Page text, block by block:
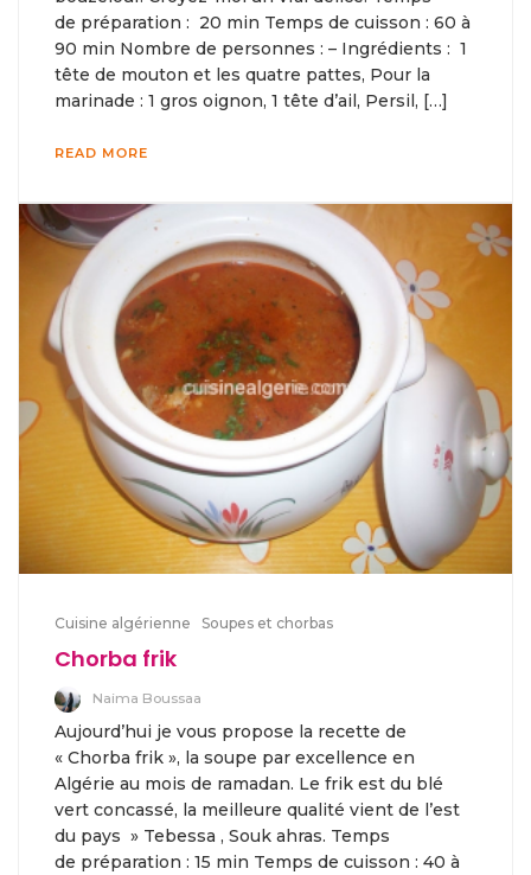
de préparation : 20 min Temps de cuisson : 60 à
90 min Nombre de personnes : – Ingrédients : 1
tête de mouton et les quatre pattes, Pour la
marinade : 1 gros oignon, 1 tête d’ail, Persil, […]
READ MORE
Cuisine algérienne Soupes et chorbas
Chorba frik
Naima Boussaa
Aujourd’hui je vous propose la recette de
« Chorba frik », la soupe par excellence en
Algérie au mois de ramadan. Le frik est du blé
vert concassé, la meilleure qualité vient de l’est
du pays » Tebessa , Souk ahras. Temps
de préparation : 15 min Temps de cuisson : 40 à